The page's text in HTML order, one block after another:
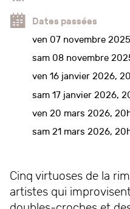
Dates passées
ven 07 novembre
sam 08 novembre
ven 16 janvier 2026,
sam 17 janvier 2026,
ven 20 mars 2026,
sam 21 mars 2026,
Cinq virtuoses de la
artistes qui